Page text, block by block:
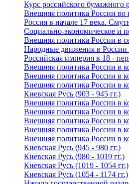
Курс российского бумажного
Внешняя политика России во
Россия в начале 17 века.
Социально-экономическое и
Внешняя политика России в
Народные движения в России
Российская империя в 18 -
Внешняя политика России в
Внешняя политика России в
Внешняя политика России в
Киевская Русь (903 - 945 гг.)
Внешняя политика России в
Внешняя политика России в
Внешняя политика России в
Внешняя политика России в
Внешняя политика России в
Киевская Русь (945 - 980 гг.)
Киевская Русь (980 - 1019 гг.)
Киевская Русь (1019 - 1054 гг.)
Киевская Русь (1054 - 1174 гг.)